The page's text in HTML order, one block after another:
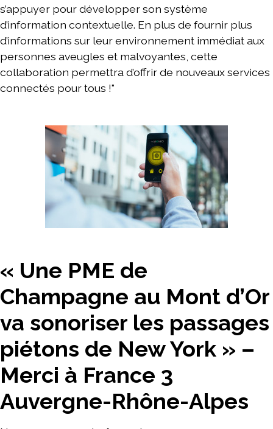
s’appuyer pour développer son système
d’information contextuelle. En plus de fournir plus
d’informations sur leur environnement immédiat aux
personnes aveugles et malvoyantes, cette
collaboration permettra d’offrir de nouveaux services
connectés pour tous !"
« Une PME de
Champagne au Mont d’Or
va sonoriser les passages
piétons de New York » –
Merci à France 3
Auvergne-Rhône-Alpes